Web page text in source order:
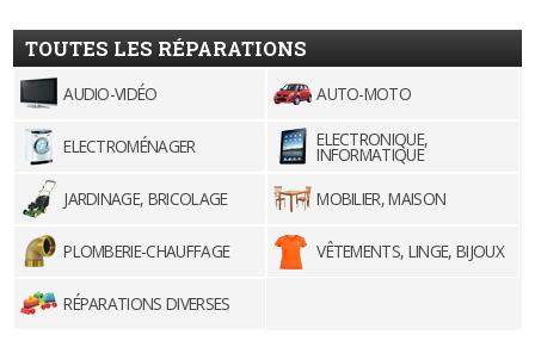
TOUTES LES RÉPARATIONS
AUDIO-VIDÉO AUTO-MOTO
ELECTROMÉNAGER ELECTRONIQUE,
INFORMATIQUE
JARDINAGE, BRICOLAGE
MOBILIER, MAISON
PLOMBERIE-CHAUFFAGE VÊTEMENTS, LINGE, BIJOUX
RÉPARATIONS DIVERSES